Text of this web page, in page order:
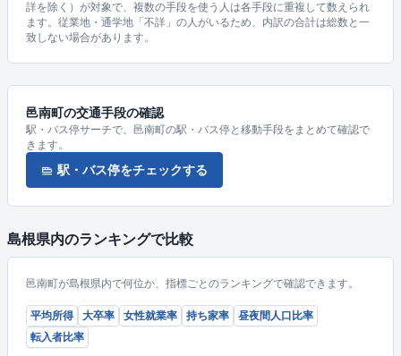
詳を除く）が対象で、複数の手段を使う人は各手段に重複して数えられ
ます。従業地・通学地「不詳」の人がいるため、内訳の合計は総数と一
致しない場合があります。
邑南町の交通手段の確認
駅・バス停サーチで、邑南町の駅・バス停と移動手段をまとめて確認で
きます。
駅・バス停をチェックする
島根県内のランキングで比較
邑南町が島根県内で何位か、指標ごとのランキングで確認できます。
平均所得 大卒率 女性就業率 持ち家率
昼夜間人口比率
転入者比率